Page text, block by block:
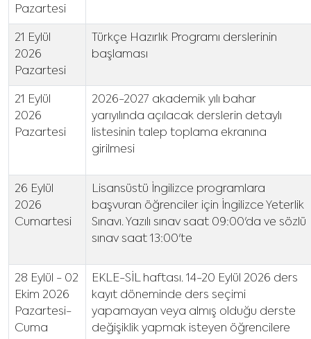
Pazartesi
21 Eylül
2026
Pazartesi
Türkçe Hazırlık Programı derslerinin
başlaması
21 Eylül
2026
Pazartesi
2026-2027 akademik yılı bahar
yarıyılında açılacak derslerin detaylı
listesinin talep toplama ekranına
girilmesi
26 Eylül
2026
Cumartesi
Lisansüstü İngilizce programlara
başvuran öğrenciler için İngilizce Yeterlik
Sınavı. Yazılı sınav saat 09:00'da ve sözlü
sınav saat 13:00'te
28 Eylül - 02
Ekim 2026
Pazartesi-
Cuma
EKLE-SİL haftası. 14-20 Eylül 2026 ders
kayıt döneminde ders seçimi
yapamayan veya almış olduğu derste
değişiklik yapmak isteyen öğrencilere